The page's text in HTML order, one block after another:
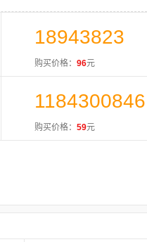
18943823
购买价格： 96元
1184300846
购买价格： 59元